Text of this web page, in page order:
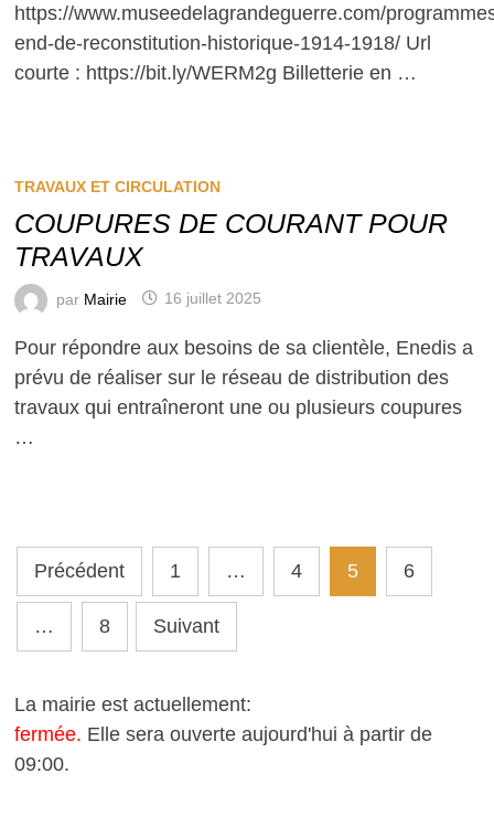
https://www.museedelagrandeguerre.com/
end-de-reconstitution-historique-1914-1918/ Url
courte : https://bit.ly/WERM2g Billetterie en …
TRAVAUX ET CIRCULATION
COUPURES DE COURANT POUR
TRAVAUX
par Mairie 16 juillet 2025
Pour répondre aux besoins de sa clientèle, Enedis a
prévu de réaliser sur le réseau de distribution des
travaux qui entraîneront une ou plusieurs coupures
…
Pagination
des
publications
Précédent 1 … 4 5 6
… 8 Suivant
La mairie est actuellement:
fermée. Elle sera ouverte aujourd'hui à partir de
09:00.